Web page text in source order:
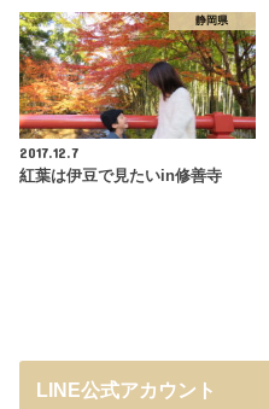
静岡県
2017.12.7
紅葉は伊豆で見たいin修善寺
LINE公式アカウント